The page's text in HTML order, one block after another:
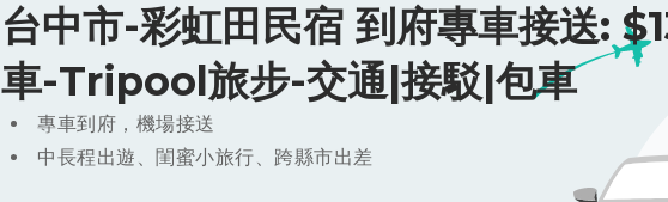
台中市-彩虹田民宿 到府專車接送:
車-Tripool旅步-交通|接駁|包車
專車到府，機場接送
中長程出遊、閨蜜小旅行、跨縣市出差